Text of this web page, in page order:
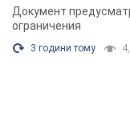
Документ
ограничения
3 години тому